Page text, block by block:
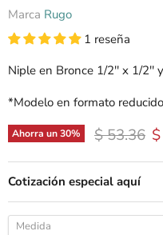
Marca Rugo
1 reseña
Niple en Bronce 1/2'' x 1/2''
*Modelo en formato reducido
Ahorra un30% Precio
$ 53.36
Cotización especial aquí
Medida